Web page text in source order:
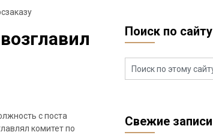
с поста
комитет по
Поиск по сайту
Свежие записи